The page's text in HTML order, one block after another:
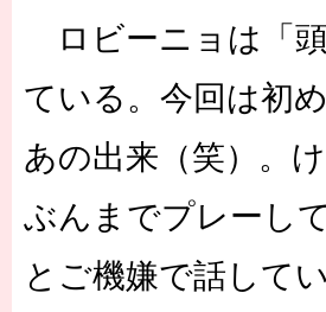
ロビーニョは「
ている。今回は初
あの出来（笑）。
ぶんまでプレーし
とご機嫌で話してい